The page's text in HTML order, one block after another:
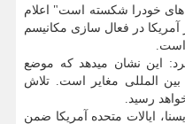
های خودرا شکسته است" اعلام
در فعال سازی مکانیسم
این نشان میدهد که موضع
بین المللی مغایر است. تلاش
رسید.
ایالات متحده آمریکا ضمن